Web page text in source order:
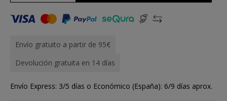
Envío gratuito a partir de 95€
Devolución gratuita en 14 días
Envío Express: 3/5 días o Económico (España): 6/9 días aprox.